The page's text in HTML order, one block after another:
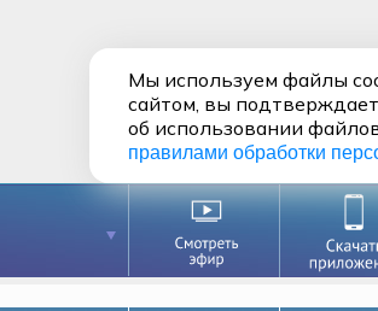
Мы используем файлы
сайтом, вы
об использовании
правилами обработки